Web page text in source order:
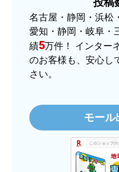
投稿
名古屋・静岡・浜松
愛知・静岡・岐阜・
績5万件！ インター
のお客様も、安心し
さい。
モール